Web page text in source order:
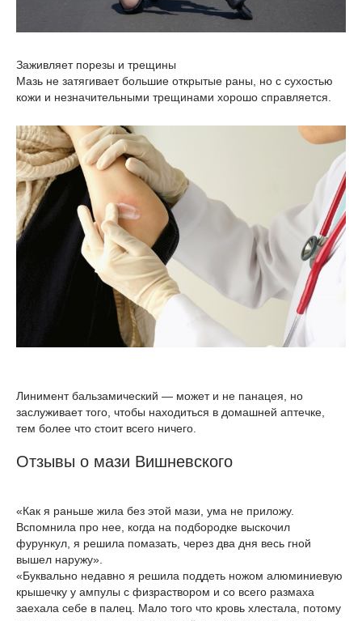
Заживляет порезы и трещины
Мазь не затягивает большие открытые раны, но с сухостью
кожи и незначительными трещинами хорошо справляется.
Линимент бальзамический — может и не панацея, но
заслуживает того, чтобы находиться в домашней аптечке,
тем более что стоит всего ничего.
Отзывы о мази Вишневского
«Как я раньше жила без этой мази, ума не приложу.
Вспомнила про нее, когда на подбородке выскочил
фурункул, я решила помазать, через два дня весь гной
вышел наружу».
«Буквально недавно я решила поддеть ножом алюминиевую
крышечку у ампулы с физраствором и со всего размаха
заехала себе в палец. Мало того что кровь хлестала, потому